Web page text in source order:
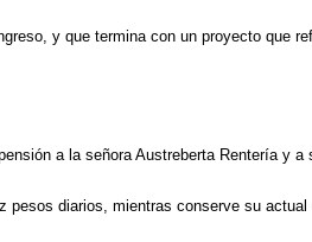
y que termina con un proyecto que
a la señora Austreberta Rentería y
diarios, mientras conserve su